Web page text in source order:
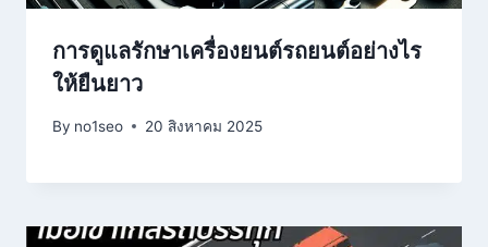
การดูแลรักษาเครื่องยนต์รถยนต์อย่างไร
ให้ยืนยาว
By no1seo 20 สิงหาคม 2025